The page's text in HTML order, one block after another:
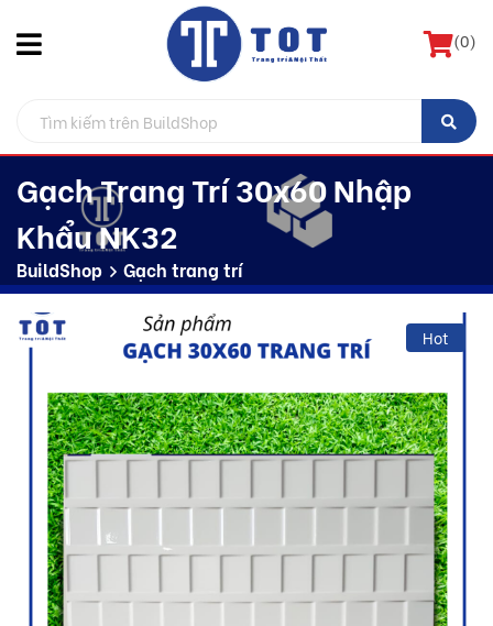
(0)
Gạch Trang Trí 30x60 Nhập
Khẩu NK32
BuildShop Gạch trang trí
Hot